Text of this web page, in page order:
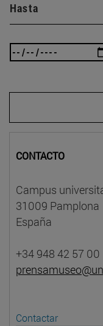
Hasta
CONTACTO
Campus
31009 Pamplona
España
+34 948 42 57 00
Contactar